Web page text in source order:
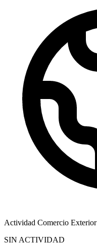
Actividad Comercio Exterior
SIN ACTIVIDAD